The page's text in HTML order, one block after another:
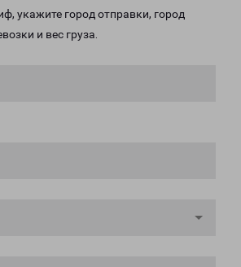
укажите город отправки, город
и вес груза.